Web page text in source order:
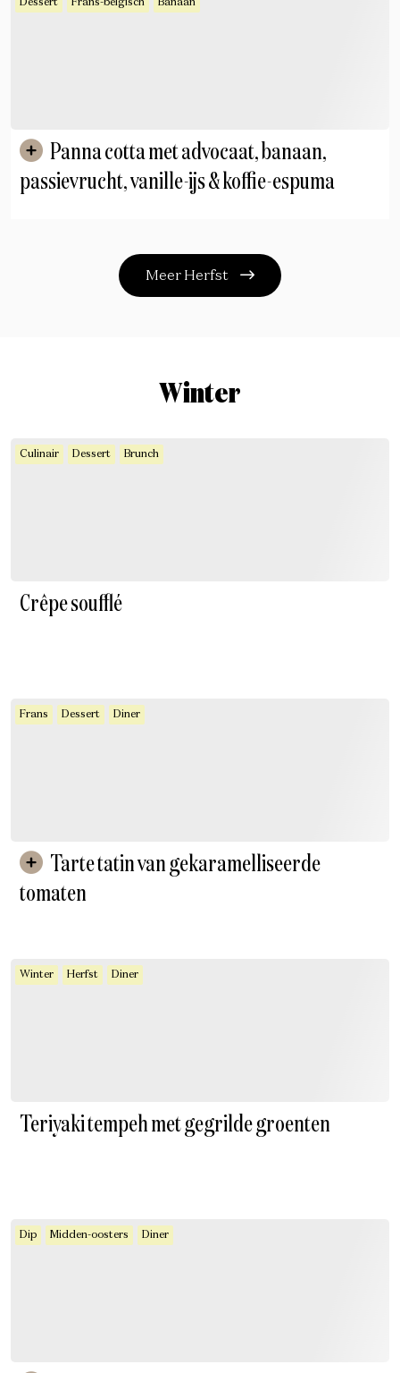
Dessert Frans-belgisch Banaan
passievrucht, vanille-ijs & koffie-espuma
Meer Herfst
Winter
Culinair Dessert Brunch
Crêpe soufflé
Frans Dessert Diner
tomaten
Winter Herfst Diner
Teriyaki tempeh met gegrilde groenten
Dip Midden-oosters Diner